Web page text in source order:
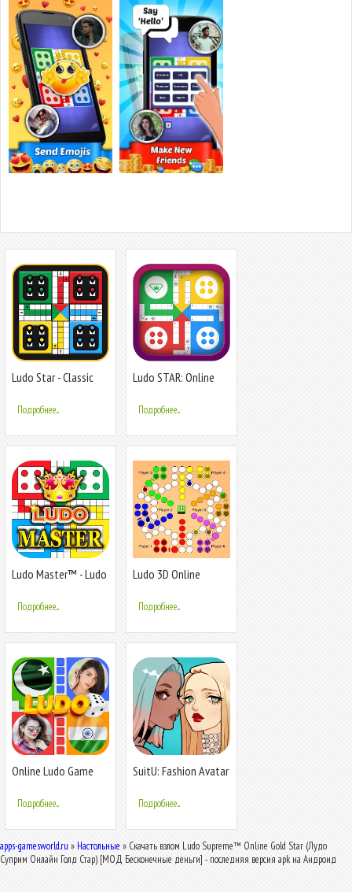
Ludo Star - Classic
Подробнее...
Ludo STAR: Online
Подробнее...
Ludo Master™ - Ludo
Подробнее...
Ludo 3D Online
Подробнее...
Online Ludo Game
Подробнее...
SuitU: Fashion Avatar
Подробнее...
apps-gamesworld.ru » Настольные » Скачать взлом Ludo Supreme™ Online Gold Star (Лудо
Суприм Онлайн Голд Стар) [МОД Бесконечные деньги] - последняя версия apk на Андроид